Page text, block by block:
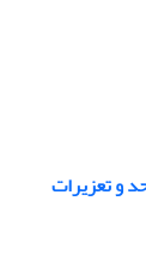
و تعزیرات